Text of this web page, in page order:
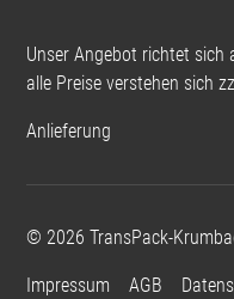
Unser Angebot richtet sich
alle Preise verstehen sich
Anlieferung
© 2026 TransPack-
Impressum AGB